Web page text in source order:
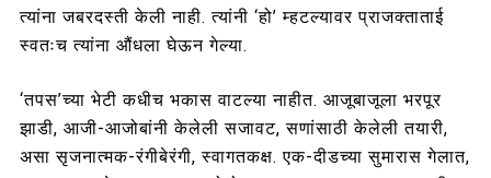
त्यांना जबरदस्ती केली नाही. त्यांनी ‘हो’ म्हटल्यावर प्राजक्ताताई
स्वतःच त्यांना औंधला घेऊन गेल्या.
‘तपस’च्या भेटी कधीच भकास वाटल्या नाहीत. आजूबाजूला भरपूर
झाडी, आजी-आजोबांनी केलेली सजावट, सणांसाठी केलेली तयारी,
असा सृजनात्मक-रंगीबेरंगी, स्वागतकक्ष. एक-दीडच्या सुमारास गेलात,